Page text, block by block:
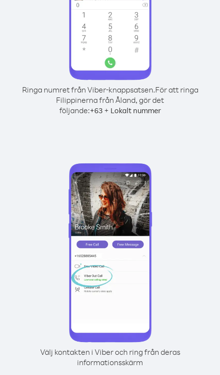
Ringa numret från Viber-knappsatsen.För att ringa
Filippinerna från Åland, gör det
följande:+63+ Lokalt nummer
Välj kontakten i Viber och ring från deras
informationsskärm